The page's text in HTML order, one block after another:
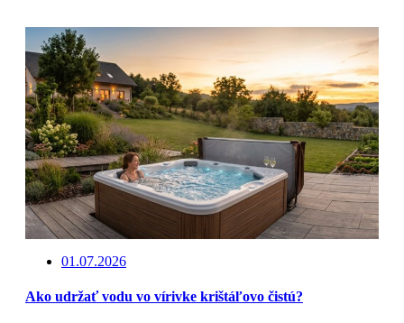
01.07.2026
Ako udržať vodu vo vírivke krištáľovo čistú?